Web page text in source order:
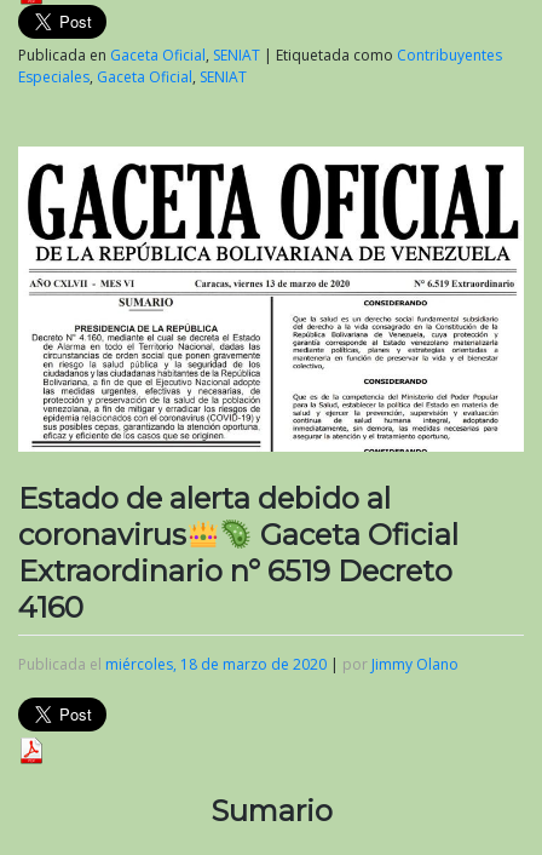
Publicada en Gaceta Oficial, SENIAT | Etiquetada como Contribuyentes
Especiales, Gaceta Oficial, SENIAT
Estado de alerta debido al
coronavirus
Gaceta Oficial
Extraordinario n° 6519 Decreto
4160
Publicada el miércoles, 18 de marzo de 2020 | por Jimmy Olano
Sumario